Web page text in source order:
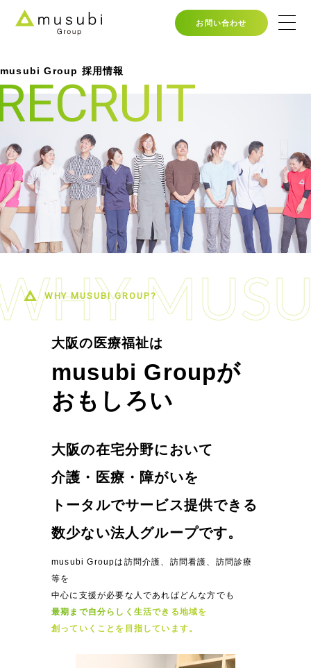
お問い合わせ
musubi Group 採用情報
WHY MUSUBI GROUP?
大阪の医療福祉は
musubi Groupが
おもしろい
大阪の在宅分野において
介護・医療・障がいを
トータルでサービス提供できる
数少ない法人グループです。
musubi Groupは訪問介護、訪問看護、訪問診療
等を
中心に支援が必要な人であればどんな方でも
最期まで自分らしく生活できる地域を
創っていくことを目指しています。